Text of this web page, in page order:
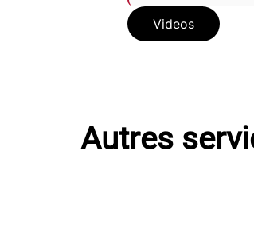
Videos
Autres